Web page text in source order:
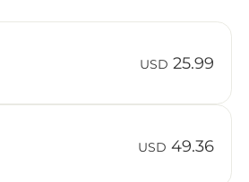
USD 25.99
USD 49.36